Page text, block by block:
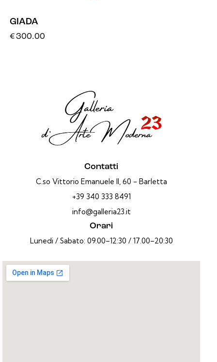
GIADA
€300.00
Contatti
C.so Vittorio Emanuele II, 60 - Barletta
+39 340 333 8491
info@galleria23.it
Orari
Lunedi / Sabato: 09.00–12:30 / 17.00–20:30